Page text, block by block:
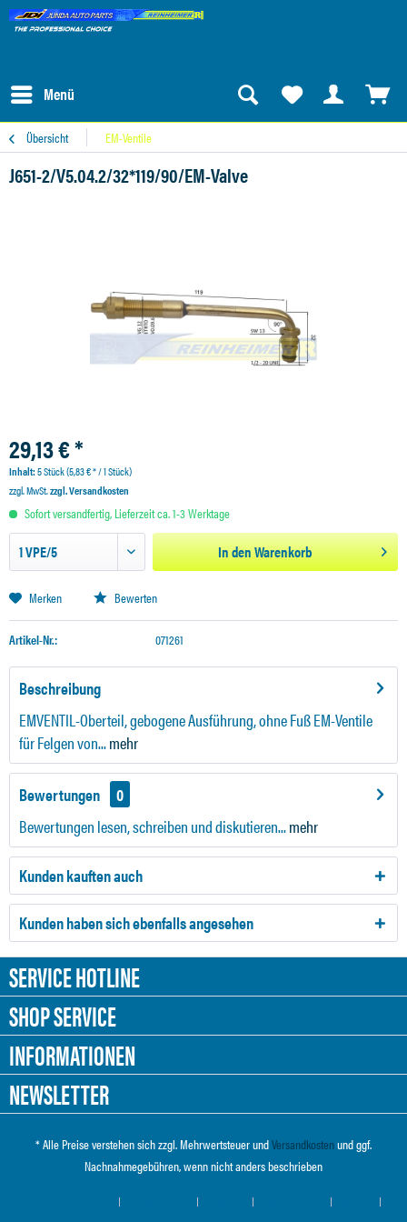
Menü
Übersicht EM-Ventile
J651-2/V5.04.2/32*119/90/EM-Valve
29,13 € *
Inhalt:5 Stück (5,83 € * / 1 Stück)
zzgl. MwSt.zzgl. Versandkosten
Sofort versandfertig, Lieferzeit ca. 1-3 Werktage
In denWarenkorb
Merken Bewerten
Artikel-Nr.: 071261
Beschreibung
EMVENTIL-Oberteil, gebogene Ausführung, ohne Fuß EM-Ventile
für Felgen von...mehr
Bewertungen
0
Bewertungen lesen, schreiben und diskutieren...mehr
Kunden kauften auch
Kunden haben sich ebenfalls angesehen
SERVICE HOTLINE
SHOP SERVICE
INFORMATIONEN
NEWSLETTER
* Alle Preise verstehen sich zzgl. Mehrwertsteuer undVersandkostenund ggf.
Nachnahmegebühren, wenn nicht anders beschrieben